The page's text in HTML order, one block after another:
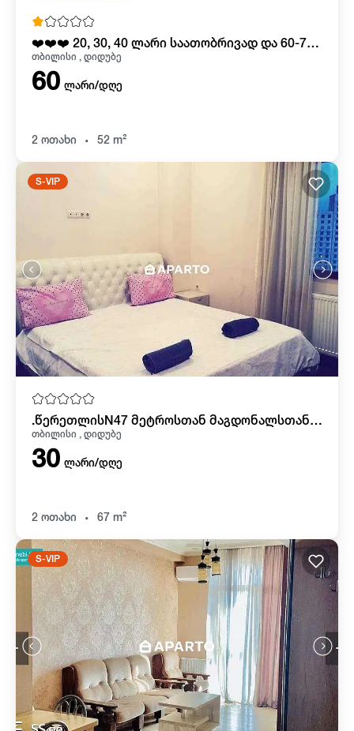
❤️❤️❤️ 20, 30, 40 ლარი საათობრივად და 60-70 ლარი ღამე
თბილისი , დიდუბე
60 ლარი/დღე
2 ოთახი . 52 m²
S-VIP
.წერეთლისN47 მეტროსთან მაგდონალსთან axlos zed gamzirze
თბილისი , დიდუბე
30 ლარი/დღე
2 ოთახი . 67 m²
S-VIP